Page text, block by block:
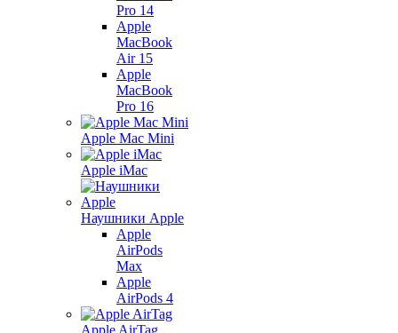
Pro 14
Apple
MacBook
Air 15
Apple
MacBook
Pro 16
Apple Mac Mini
Apple iMac
Наушники Apple
Apple
AirPods
Max
Apple
AirPods 4
Apple AirTag